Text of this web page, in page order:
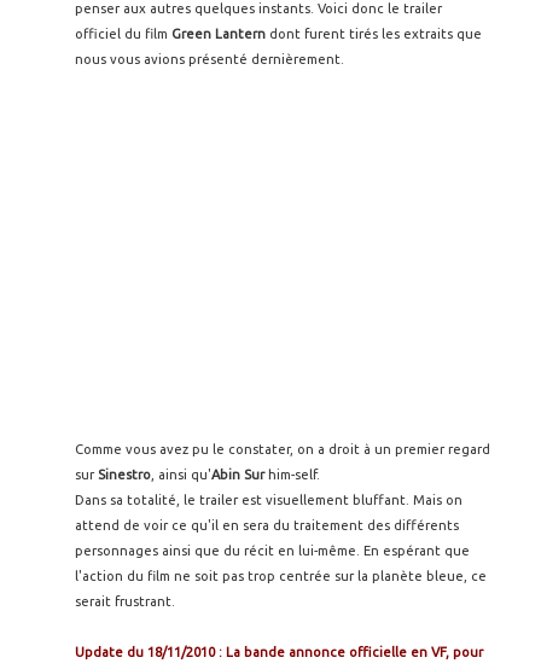
penser aux autres quelques instants. Voici donc le trailer
officiel du film Green Lantern dont furent tirés les extraits que
nous vous avions présenté dernièrement.
Comme vous avez pu le constater, on a droit à un premier regard
sur Sinestro , ainsi qu'Abin Surhim-self.
Dans sa totalité, le trailer est visuellement bluffant. Mais on
attend de voir ce qu'il en sera du traitement des différents
personnages ainsi que du récit en lui-même. En espérant que
l'action du film ne soit pas trop centrée sur la planète bleue, ce
serait frustrant.
Update du 18/11/2010 : La bande annonce officielle en VF, pour